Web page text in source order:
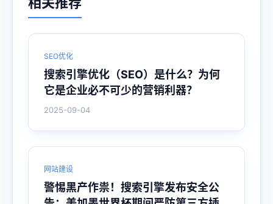
SEO优化
搜索引擎优化（SEO）是什么？为何
它是企业必不可少的营销利器？
2025-09-04
网站建设
警惕黑产作祟！搜索引擎发布安全公